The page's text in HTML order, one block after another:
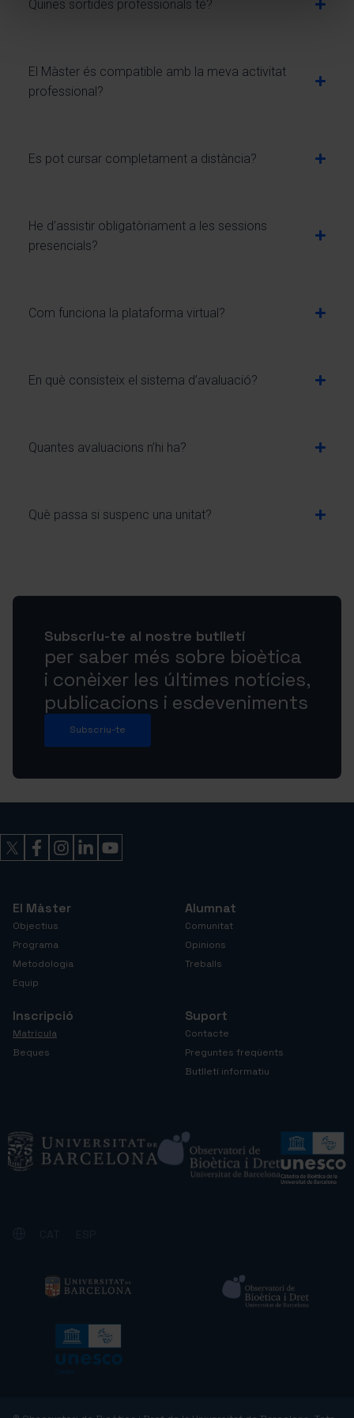
Quines sortides professionals té?
El Màster és compatible amb la meva activitat
professional?
Es pot cursar completament a distància?
He d’assistir obligatòriament a les sessions
presencials?
Com funciona la plataforma virtual?
En què consisteix el sistema d’avaluació?
Quantes avaluacions n’hi ha?
Què passa si suspenc una unitat?
Subscriu-te al nostre butlletí
per saber més sobre bioètica
i conèixer les últimes notícies,
publicacions i esdeveniments
Subscriu-te
El Màster
Objectius
Programa
Metodologia
Equip
Alumnat
Comunitat
Opinions
Treballs
Inscripció
Matrícula
Beques
Suport
Contacte
Preguntes freqüents
Butlletí informatiu